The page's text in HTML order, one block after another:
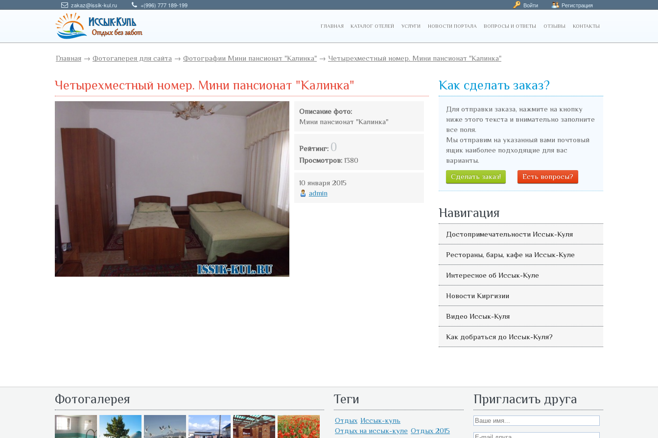
zakaz@issik-kul.ru +(996) 777 189-199 Войти Регистрация
ГЛАВНАЯ КАТАЛОГ ОТЕЛЕЙ УСЛУГИ НОВОСТИ ПОРТАЛА ВОПРОСЫ И ОТВЕТЫ ОТЗЫВЫ КОНТАКТЫ
Главная → Фотогалерея для сайта → Фотографии Мини пансионат "Калинка" → Четырехместный номер. Мини пансионат "Калинка"
Четырехместный номер. Мини пансионат "Калинка"
Описание фото:
Мини пансионат "Калинка"
Рейтинг: 0
Просмотров: 1380
10 января 2015
admin
Как сделать заказ?
Для отправки заказа, нажмите на кнопку
ниже этого текста и внимательно заполните
все поля.
Мы отправим на указанный вами почтовый
ящик наиболее подходящие для вас
варианты.
Сделать заказ!
Есть вопросы?
Навигация
Достопримечательности Иссык-Куля
Рестораны, бары, кафе на Иссык-Куле
Интересное об Иссык-Куле
Новости Киргизии
Видео Иссык-Куля
Как добраться до Иссык-Куля?
Фотогалерея Теги
Отдых Иссык-куль
Отдых на иссык-куле Отдых 2015
Пригласить друга